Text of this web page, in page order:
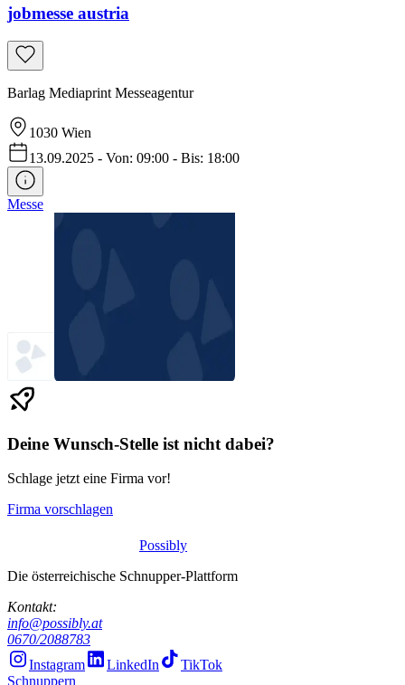
jobmesse austria
Barlag Mediaprint Messeagentur
1030 Wien
13.09.2025 - Von: 09:00 - Bis: 18:00
Messe
Deine Wunsch-Stelle ist nicht dabei?
Schlage jetzt eine Firma vor!
Firma vorschlagen
Possibly
Die österreichische Schnupper-Plattform
Kontakt:
info@possibly.at
0670/2088783
Instagram
LinkedIn
TikTok
Schnuppern